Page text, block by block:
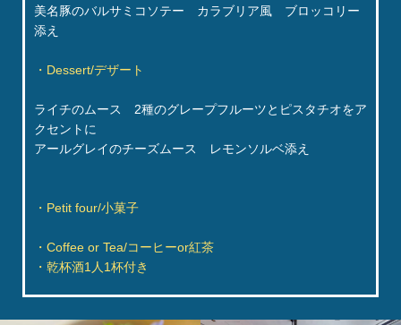
美名豚のバルサミコソテー カラブリア風 ブロッコリー
添え
・Dessert/デザート
ライチのムース 2種のグレープフルーツとピスタチオをア
クセントに
アールグレイのチーズムース レモンソルベ添え
・Petit four/小菓子
・Coffee or Tea/コーヒーor紅茶
・乾杯酒1人1杯付き